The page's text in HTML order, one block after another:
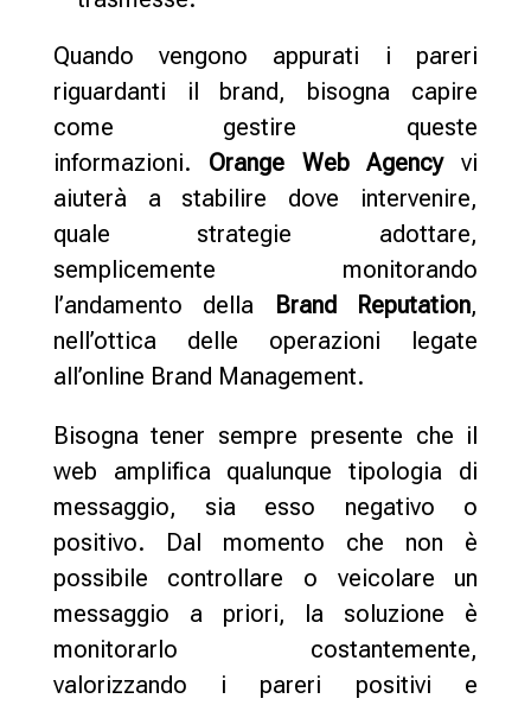
Quando vengono appurati i pareri
riguardanti il brand, bisogna capire
come gestire queste
informazioni. Orange Web Agencyvi
aiuterà a stabilire dove intervenire,
quale strategie adottare,
semplicemente monitorando
l’andamento della Brand Reputation,
nell’ottica delle operazioni legate
all’online Brand Management.
Bisogna tener sempre presente che il
web amplifica qualunque tipologia di
messaggio, sia esso negativo o
positivo. Dal momento che non è
possibile controllare o veicolare un
messaggio a priori, la soluzione è
monitorarlo costantemente,
valorizzando i pareri positivi e